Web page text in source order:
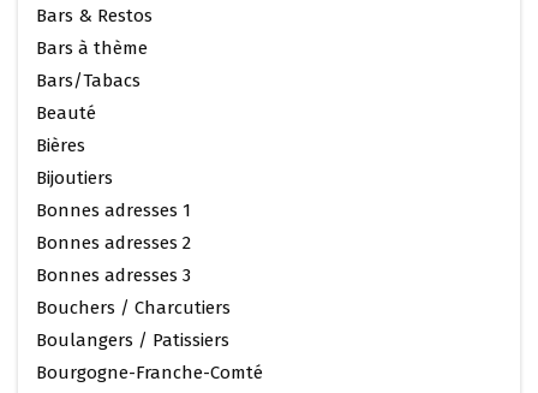
Bars & Restos
Bars à thème
Bars/Tabacs
Beauté
Bières
Bijoutiers
Bonnes adresses 1
Bonnes adresses 2
Bonnes adresses 3
Bouchers / Charcutiers
Boulangers / Patissiers
Bourgogne-Franche-Comté